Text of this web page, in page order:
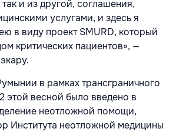
и из другой, соглашения,
услугами, и здесь я
в виду проект SMURD, который
критических пациентов», —
в рамках трансграничного
этой весной было введено в
неотложной помощи,
Института неотложной медицины